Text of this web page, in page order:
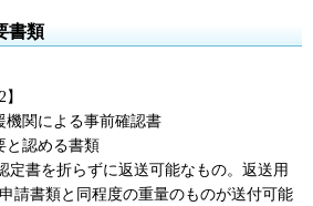
書類
機関による事前確認書
と認める書類
定書を折らずに返送可能なもの。返送用
請書類と同程度の重量のものが送付可能